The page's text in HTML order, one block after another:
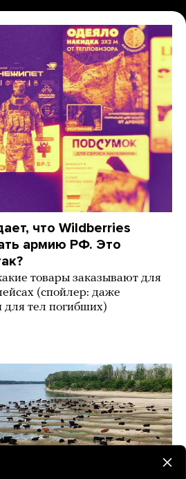
что Wildberries
армию РФ. Это
товары заказывают для
(спойлер: даже
тел погибших)